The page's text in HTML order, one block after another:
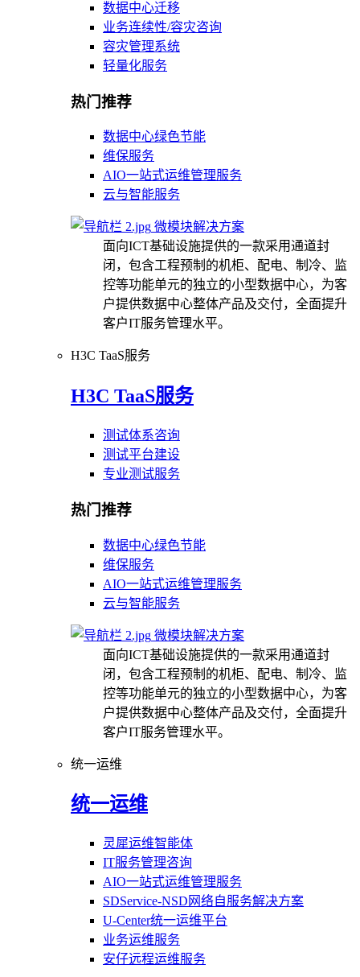
数据中心迁移
业务连续性/容灾咨询
容灾管理系统
轻量化服务
热门推荐
数据中心绿色节能
维保服务
AIO一站式运维管理服务
云与智能服务
微模块解决方案
面向ICT基础设施提供的一款采用通道封
闭，包含工程预制的机柜、配电、制冷、监
控等功能单元的独立的小型数据中心，为客
户提供数据中心整体产品及交付，全面提升
客户IT服务管理水平。
H3C TaaS服务
H3C TaaS服务
测试体系咨询
测试平台建设
专业测试服务
热门推荐
数据中心绿色节能
维保服务
AIO一站式运维管理服务
云与智能服务
微模块解决方案
面向ICT基础设施提供的一款采用通道封
闭，包含工程预制的机柜、配电、制冷、监
控等功能单元的独立的小型数据中心，为客
户提供数据中心整体产品及交付，全面提升
客户IT服务管理水平。
统一运维
统一运维
灵犀运维智能体
IT服务管理咨询
AIO一站式运维管理服务
SDService-NSD网络自服务解决方案
U-Center统一运维平台
业务运维服务
安仔远程运维服务